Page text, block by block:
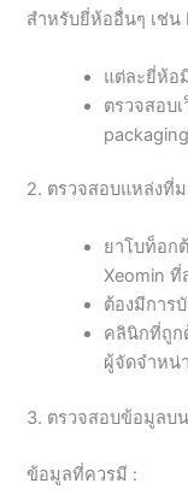
สำหรับยี่ห้ออื่นๆ เช่น
แต่ละยี่ห้อ
ตรวจสอบ
2. ตรวจสอบแหล่งที่
ยาโบท็อก
Xeomin
ต้องมีการ
คลินิกที่ถูก
ผู้จัดจำหน่
3. ตรวจสอบข้อมูลบ
ข้อมูลที่ควรมี :